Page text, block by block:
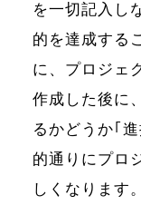
を一切記入し
的を達成する
に、プロジェ
作成した後に
るかどうか｢
的通りにプロ
しくなります